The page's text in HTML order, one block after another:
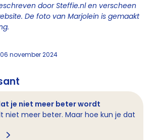
door Steffie.nl en verscheen
De foto van Marjolein is gemaakt
06 november 2024
je niet meer beter wordt
niet meer beter. Maar hoe kun je dat